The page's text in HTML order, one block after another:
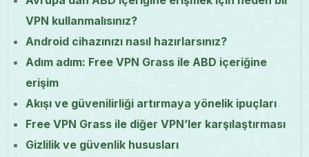
VPN kullanmalısınız?
Android cihazınızı nasıl hazırlarsınız?
Adım adım: Free VPN Grass ile ABD içeriğine
erişim
Akışı ve güvenilirliği artırmaya yönelik ipuçları
Free VPN Grass ile diğer VPN’ler karşılaştırması
Gizlilik ve güvenlik hususları